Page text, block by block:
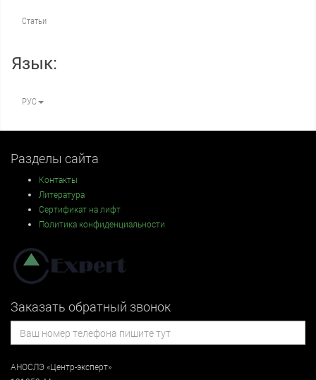
Статьи
Язык:
РУС
Разделы сайта
Контакты
Литература
Сертификат на лифт
Политика конфиденциальности
Заказать обратный звонок
АНОСЛЭ «Центр-эксперт»